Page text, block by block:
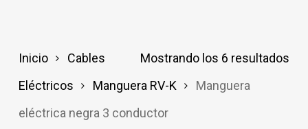
Mostrando los 6 resultados
Inicio
Cables
Eléctricos
Manguera RV-K
Manguera
eléctrica negra 3 conductor